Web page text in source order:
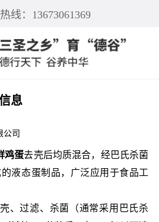
线：13673061369
息
公司
鸡蛋去壳后均质混合，经巴氏杀菌
液态蛋制品，广泛应用于食品工
过滤、杀菌（通常采用巴氏杀